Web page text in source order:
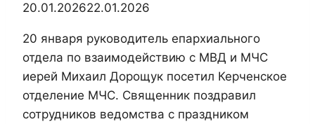
20.01.202622.01.2026
20 января руководитель епархиального
отдела по взаимодействию с МВД и МЧС
иерей Михаил Дорощук посетил Керченское
отделение МЧС. Священник поздравил
сотрудников ведомства с праздником